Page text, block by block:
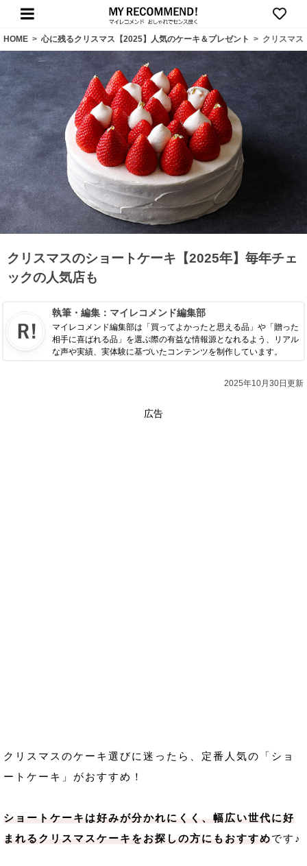
HOME > 心に残るクリスマス【2025】人気のケーキ＆プレゼント > クリスマス
クリスマスのショートケーキ【2025年】毎年チェ
ックの人気店も
執筆・編集： マイレコメンド編集部
マイレコメンド編集部は「買ってよかったと思える品」や「贈った
相手に喜ばれる品」を選ぶ際の有益な情報源となれるよう、リアル
な声や実績、実体験に基づいたコンテンツを制作しています。
2025年10月30日更新
広告
クリスマスのケーキ選びに迷ったら、定番人気の「ショ
ートケーキ」がおすすめ！
ショートケーキは好みが分かれにくく、幅広い世代に好
まれるクリスマスケーキをお探しの方にもおすすめです♪